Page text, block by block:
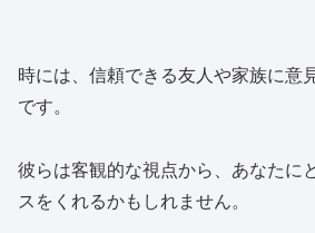
時には、信頼できる友人や家族に意
です。
彼らは客観的な視点から、あなたに
スをくれるかもしれません。